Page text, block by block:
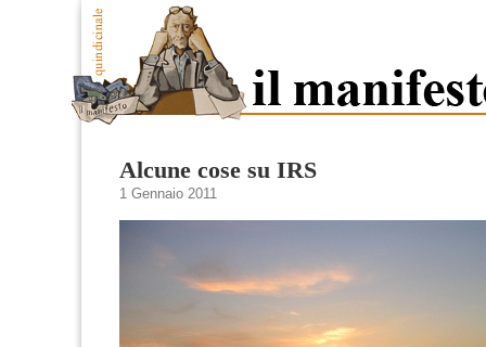
Alcune cose su IRS
1 Gennaio 2011